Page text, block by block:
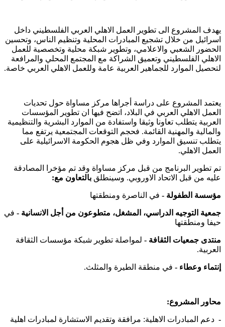
يهدف المشروع الى تطوير العمل الاهلي العربي الفلسطيني داخل
اسرائيل من خلال تشجيع المبادرات المحلية وتنظيم الناس، وتحسين
الحضور الشعبي والاعلامي، وتطوير شبكة محلية وتخصصية للعمل
الاهلي الفلسطيني وتعميق الشراكة مع المجتمع المحلي والمرافعة
لتحصيل الموارد للجماهير العربية عامة وللعمل الاهلي العربي خاصة.
يعتمد المشروع على دراسة أجراها مركز مساواة حول تحديات
العمل الاهلي العربي في البلاد، اتضح فيها ان تطوير المؤسسات
العربية يتطلب تعاونا وثيقا واستفادة من الموارد البشرية والتنظيمية
والمالية والمهنية القائمة. فحجم التوقعات المجتمعية يرتفع مما
يتطلب تنسيق الموارد وفي ظل هجوم الحكومة الاسرائيلية على
العمل الاهلي.
تم تطوير البرنامج من قبل مركز مساواة وقد تم مؤخرا المصادقة
عليه من قبل الاتحاد الاوروبي. وسينطلق بالتعاون مع:
مؤسسة الطفولة - في الناصرة ومنطقتها
جمعية التوجيه الدراسي، المشغل، متطوعون من أجل الانسانية - في
حيفا ومنطقتها
منتدى جمعيات الثقافة - لمواصلة تطوير شبكة مؤسسات الثقافة
العربية.
إنتماء وعطاء - في منطقة الطيرة والمثلث.
محاور المشروع:
- دعم المبادرات الاهلية: مرافقة وتقديم الاستشارة لمبادرات اهلية